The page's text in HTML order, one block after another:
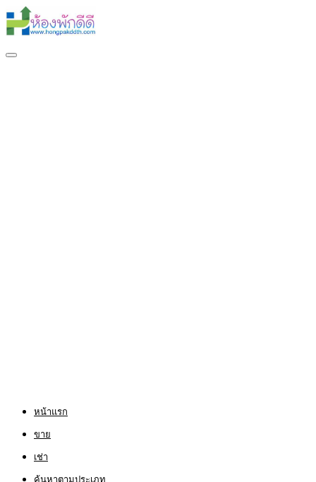
หน้าแรก
ขาย
เช่า